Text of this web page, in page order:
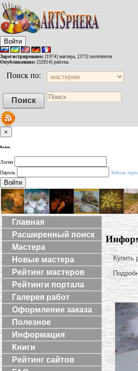
Войти
Зарегистрировано: [1974] мастера, [373] посетителя.
Опубликовано: [32814] работы.
Поиск по:
×
Войти
Логин
Пароль
Забыли
Войти
Главная
Расширенный поиск
Мастера
Новые мастера
Рейтинг мастеров
Рейтинги портала
Галерея работ
Оформление заказа
Полезное
Информация
Книги
Рейтинг сайтов
Купить